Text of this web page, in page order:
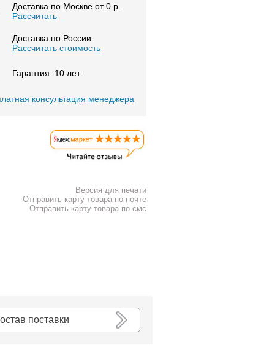
Доставка по Москве от 0 р.
Расcчитать
Доставка по России
Рассчитать стоимость
Гарантия: 10 лет
консультация менеджера
Версия для печати
Отправить карту товара по почте
Отправить карту товара по смс
поставки